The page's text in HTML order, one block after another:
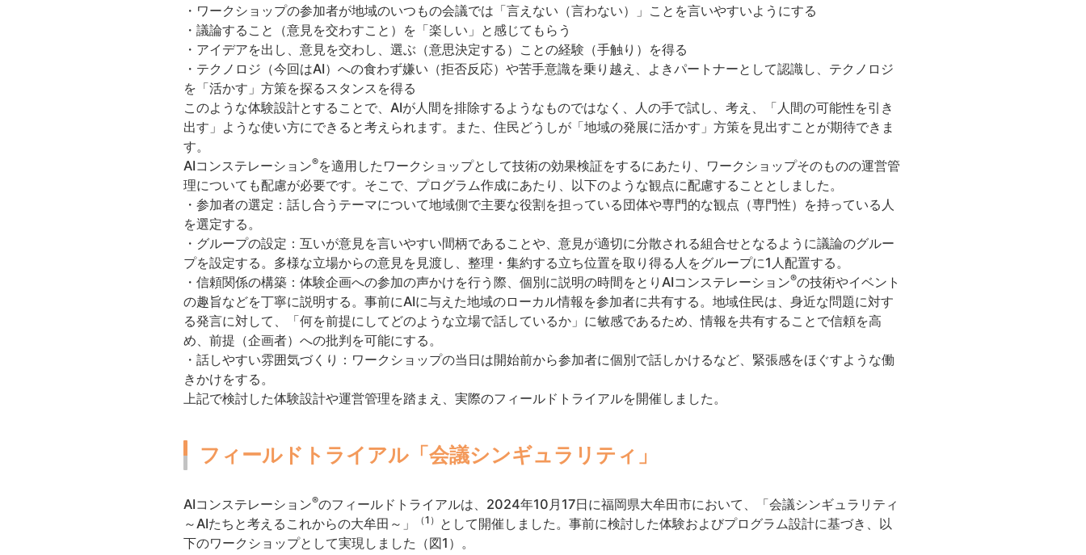
・ワークショップの参加者が地域のいつもの会議では「言えない（言わない）」ことを言いやすいようにする
・議論すること（意見を交わすこと）を「楽しい」と感じてもらう
・アイデアを出し、意見を交わし、選ぶ（意思決定する）ことの経験（手触り）を得る
・テクノロジ（今回はAI）への食わず嫌い（拒否反応）や苦手意識を乗り越え、よきパートナーとして認識し、テクノロジ
を「活かす」方策を探るスタンスを得る
このような体験設計とすることで、AIが人間を排除するようなものではなく、人の手で試し、考え、「人間の可能性を引き
出す」ような使い方にできると考えられます。また、住民どうしが「地域の発展に活かす」方策を見出すことが期待できま
す。
AIコンステレーション®を適用したワークショップとして技術の効果検証をするにあたり、ワークショップそのものの運営管
理についても配慮が必要です。そこで、プログラム作成にあたり、以下のような観点に配慮することとしました。
・参加者の選定：話し合うテーマについて地域側で主要な役割を担っている団体や専門的な観点（専門性）を持っている人
を選定する。
・グループの設定：互いが意見を言いやすい間柄であることや、意見が適切に分散される組合せとなるように議論のグルー
プを設定する。多様な立場からの意見を見渡し、整理・集約する立ち位置を取り得る人をグループに1人配置する。
・信頼関係の構築：体験企画への参加の声かけを行う際、個別に説明の時間をとりAIコンステレーション®の技術やイベント
の趣旨などを丁寧に説明する。事前にAIに与えた地域のローカル情報を参加者に共有する。地域住民は、身近な問題に対す
る発言に対して、「何を前提にしてどのような立場で話しているか」に敏感であるため、情報を共有することで信頼を高
め、前提（企画者）への批判を可能にする。
・話しやすい雰囲気づくり：ワークショップの当日は開始前から参加者に個別で話しかけるなど、緊張感をほぐすような働
きかけをする。
上記で検討した体験設計や運営管理を踏まえ、実際のフィールドトライアルを開催しました。
フィールドトライアル「会議シンギュラリティ」
AIコンステレーション®のフィールドトライアルは、2024年10月17日に福岡県大牟田市において、「会議シンギュラリティ
～AIたちと考えるこれからの大牟田～」
（1） として開催しました。事前に検討した体験およびプログラム設計に基づき、以
下のワークショップとして実現しました（図1）。